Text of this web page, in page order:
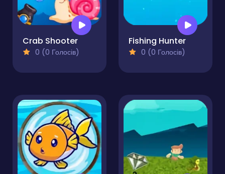
Crab Shooter
0 (0 Голосів)
Fishing Hunter
0 (0 Голосів)